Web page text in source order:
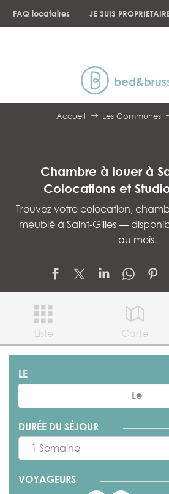
FAQ locataires JE SUIS
Accueil Les Communes
Chambre à louer à
Colocations et
Trouvez votre colocation,
meublé à Saint-Gilles —
au mois.
Liste Carte
LE
DURÉE DU SÉJOUR
VOYAGEURS